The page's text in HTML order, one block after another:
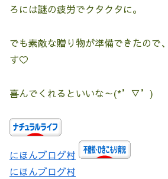
ろには謎の疲労でクタクタに。
でも素敵な贈り物が準備できたので
す♡
喜んでくれるといいな～(*’▽’)
にほんブログ村
にほんブログ村